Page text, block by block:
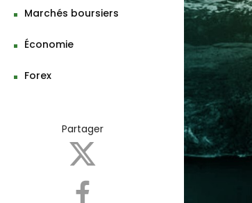
Marchés boursiers
Économie
Forex
Partager